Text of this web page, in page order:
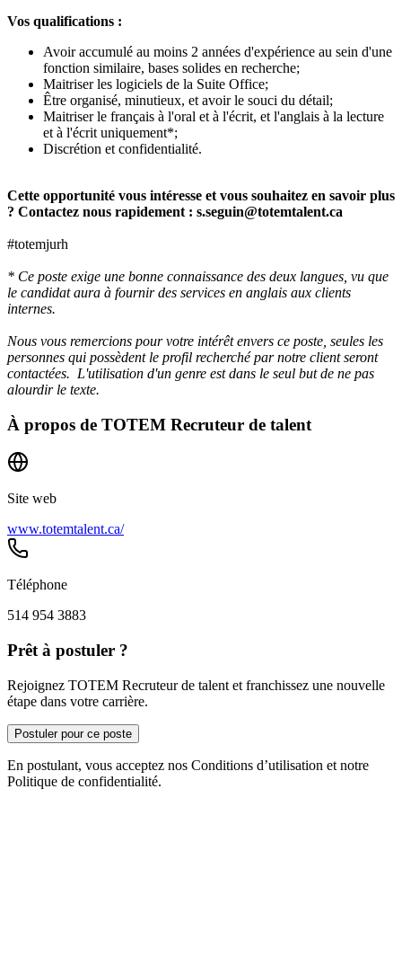
Vos qualifications :
Avoir accumulé au moins 2 années d'expérience au sein d'une
fonction similaire, bases solides en recherche;
Maitriser les logiciels de la Suite Office;
Être organisé, minutieux, et avoir le souci du détail;
Maitriser le français à l'oral et à l'écrit, et l'anglais à la lecture
et à l'écrit uniquement*;
Discrétion et confidentialité.
Cette opportunité vous intéresse et vous souhaitez en savoir plus
? Contactez nous rapidement : s.seguin@totemtalent.ca
#totemjurh
* Ce poste exige une bonne connaissance des deux langues, vu que
le candidat aura à fournir des services en anglais aux clients
internes.
Nous vous remercions pour votre intérêt envers ce poste, seules les
personnes qui possèdent le profil recherché par notre client seront
contactées. L'utilisation d'un genre est dans le seul but de ne pas
alourdir le texte.
À propos de TOTEM Recruteur de talent
Site web
www.totemtalent.ca/
Téléphone
514 954 3883
Prêt à postuler ?
Rejoignez TOTEM Recruteur de talent et franchissez une nouvelle
étape dans votre carrière.
Postuler pour ce poste
En postulant, vous acceptez nos Conditions d’utilisation et notre
Politique de confidentialité.